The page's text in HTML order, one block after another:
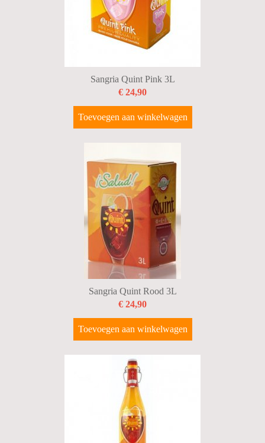
Sangria Quint Pink 3L
€ 24,90
Toevoegen aan winkelwagen
Sangria Quint Rood 3L
€ 24,90
Toevoegen aan winkelwagen